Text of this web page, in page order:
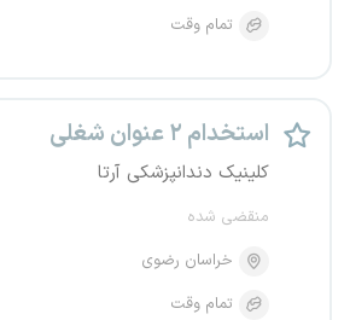
تمام وقت
استخدام ۲ عنوان شغلی
کلینیک دندانپزشکی آرتا
منقضی شده
خراسان رضوی
تمام وقت